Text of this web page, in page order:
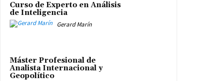
Curso de Experto en Análisis
de Inteligencia
Gerard Marín
Máster Profesional de
Analista Internacional y
Geopolítico